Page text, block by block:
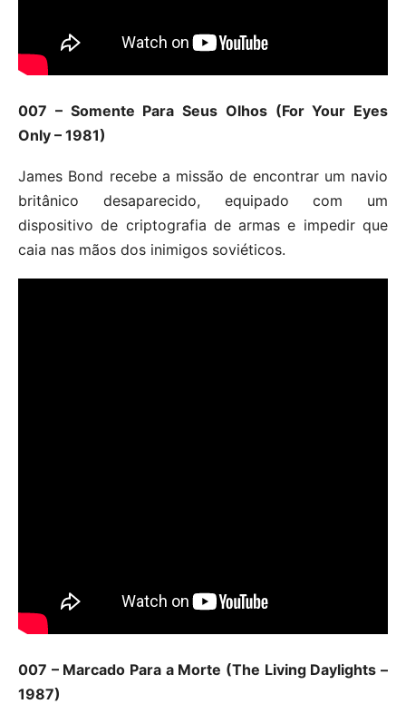
007 – Somente Para Seus Olhos (For Your Eyes
Only – 1981)
James Bond recebe a missão de encontrar um navio
britânico desaparecido, equipado com um
dispositivo de criptografia de armas e impedir que
caia nas mãos dos inimigos soviéticos.
007 – Marcado Para a Morte (The Living Daylights –
1987)